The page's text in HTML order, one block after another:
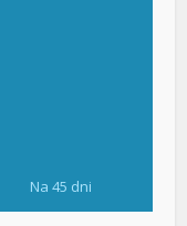
Na 45 dni